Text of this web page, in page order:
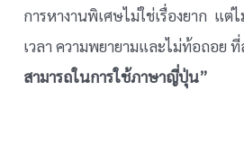
การหางานพิเศษไม่ใช่เรื่องยาก แต่
เวลา ความพยายามและไม่ท้อถอย
สามารถในการใช้ภาษาญี่ปุ่น”